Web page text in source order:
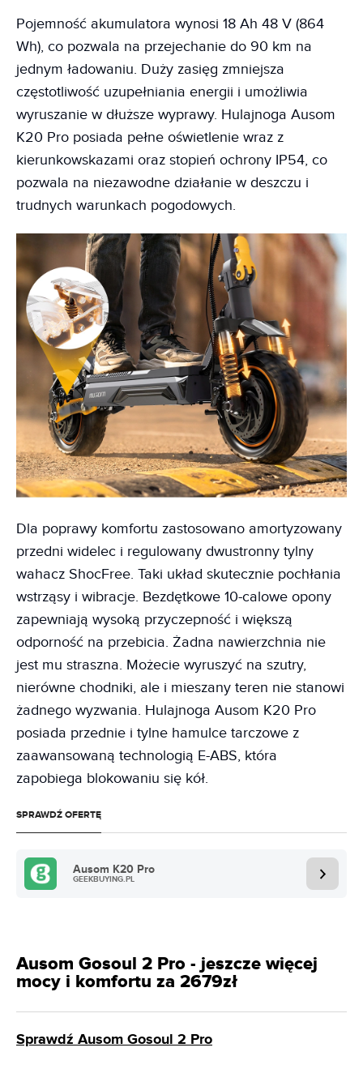
Pojemność akumulatora wynosi 18 Ah 48 V (864
Wh), co pozwala na przejechanie do 90 km na
jednym ładowaniu. Duży zasięg zmniejsza
częstotliwość uzupełniania energii i umożliwia
wyruszanie w dłuższe wyprawy. Hulajnoga Ausom
K20 Pro posiada pełne oświetlenie wraz z
kierunkowskazami oraz stopień ochrony IP54, co
pozwala na niezawodne działanie w deszczu i
trudnych warunkach pogodowych.
Dla poprawy komfortu zastosowano amortyzowany
przedni widelec i regulowany dwustronny tylny
wahacz ShocFree. Taki układ skutecznie pochłania
wstrząsy i wibracje. Bezdętkowe 10-calowe opony
zapewniają wysoką przyczepność i większą
odporność na przebicia. Żadna nawierzchnia nie
jest mu straszna. Możecie wyruszyć na szutry,
nierówne chodniki, ale i mieszany teren nie stanowi
żadnego wyzwania. Hulajnoga Ausom K20 Pro
posiada przednie i tylne hamulce tarczowe z
zaawansowaną technologią E-ABS, która
zapobiega blokowaniu się kół.
SPRAWDŹ OFERTĘ
Ausom K20 Pro
GEEKBUYING.PL
Ausom Gosoul 2 Pro - jeszcze więcej
mocy i komfortu za 2679zł
Sprawdź Ausom Gosoul 2 Pro